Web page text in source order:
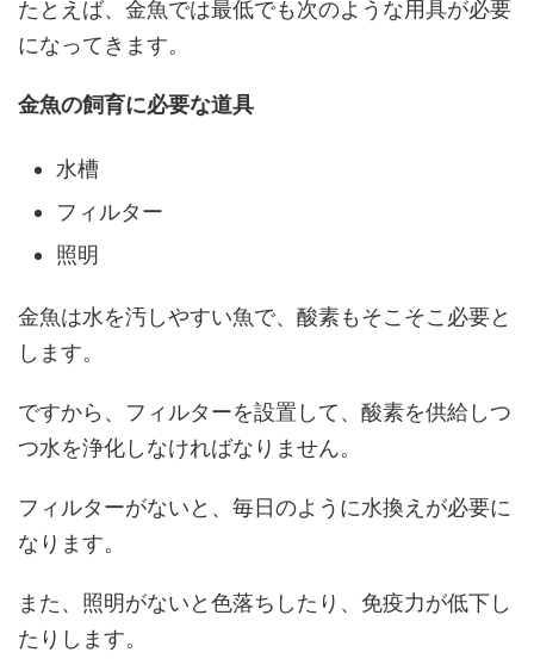
たとえば、金魚では最低でも次のような用具が必要
になってきます。
金魚の飼育に必要な道具
水槽
フィルター
照明
金魚は水を汚しやすい魚で、酸素もそこそこ必要と
します。
ですから、フィルターを設置して、酸素を供給しつ
つ水を浄化しなければなりません。
フィルターがないと、毎日のように水換えが必要に
なります。
また、照明がないと色落ちしたり、免疫力が低下し
たりします。